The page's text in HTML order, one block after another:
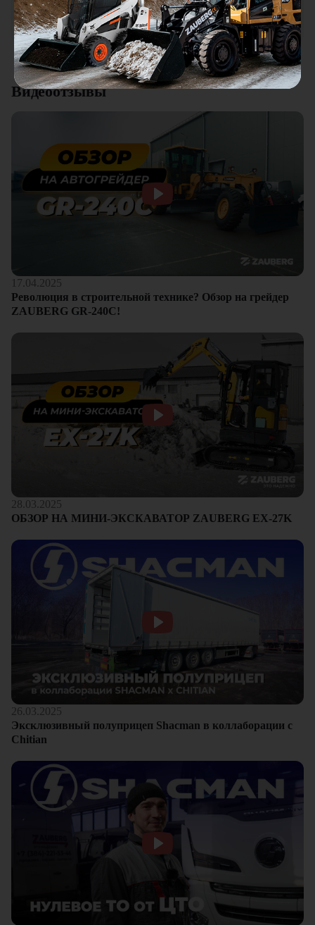
Смотреть все отзывы
качества. Отдельный плюс это внимательное отношение к
клиентам.
Видеоотзывы
17.04.2025
Революция в строительной технике? Обзор на грейдер
ZAUBERG GR-240C!
28.03.2025
ОБЗОР НА МИНИ-ЭКСКАВАТОР ZAUBERG EX-27K
26.03.2025
Эксклюзивный полуприцеп Shacman в коллаборации с
Chitian